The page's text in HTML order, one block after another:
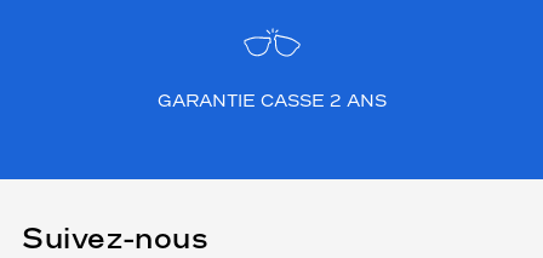
GARANTIE CASSE 2 ANS
Suivez-nous